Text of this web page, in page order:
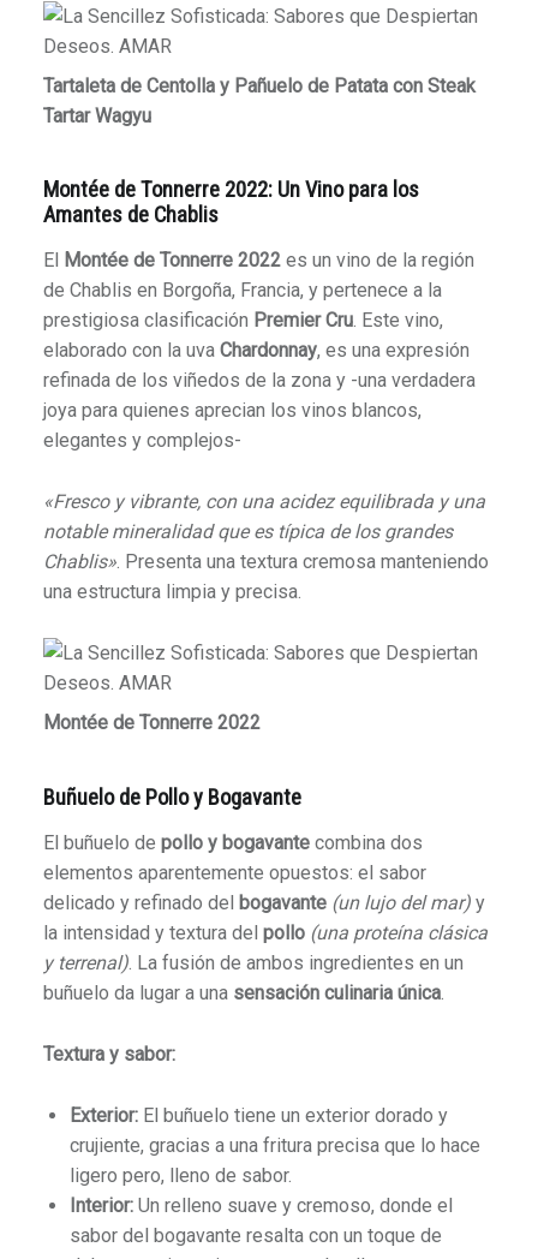
Tartaleta de Centolla y Pañuelo de Patata con Steak
Tartar Wagyu
Montée de Tonnerre 2022: Un Vino para los
Amantes de Chablis
El Montée de Tonnerre 2022es un vino de la región
de Chablis en Borgoña, Francia, y pertenece a la
prestigiosa clasificación Premier Cru. Este vino,
elaborado con la uva Chardonnay, es una expresión
refinada de los viñedos de la zona y -una verdadera
joya para quienes aprecian los vinos blancos,
elegantes y complejos-
«Fresco y vibrante, con una acidez equilibrada y una
notable mineralidad que es típica de los grandes
Chablis». Presenta una textura cremosa manteniendo
una estructura limpia y precisa.
Montée de Tonnerre 2022
Buñuelo de Pollo y Bogavante
El buñuelo de pollo y bogavantecombina dos
elementos aparentemente opuestos: el sabor
delicado y refinado del bogavante (un lujo del mar)y
la intensidad y textura del pollo (una proteína clásica
y terrenal). La fusión de ambos ingredientes en un
buñuelo da lugar a una sensación culinaria única.
Textura y sabor:
Exterior:El buñuelo tiene un exterior dorado y
crujiente, gracias a una fritura precisa que lo hace
ligero pero, lleno de sabor.
Interior:Un relleno suave y cremoso, donde el
sabor del bogavante resalta con un toque de